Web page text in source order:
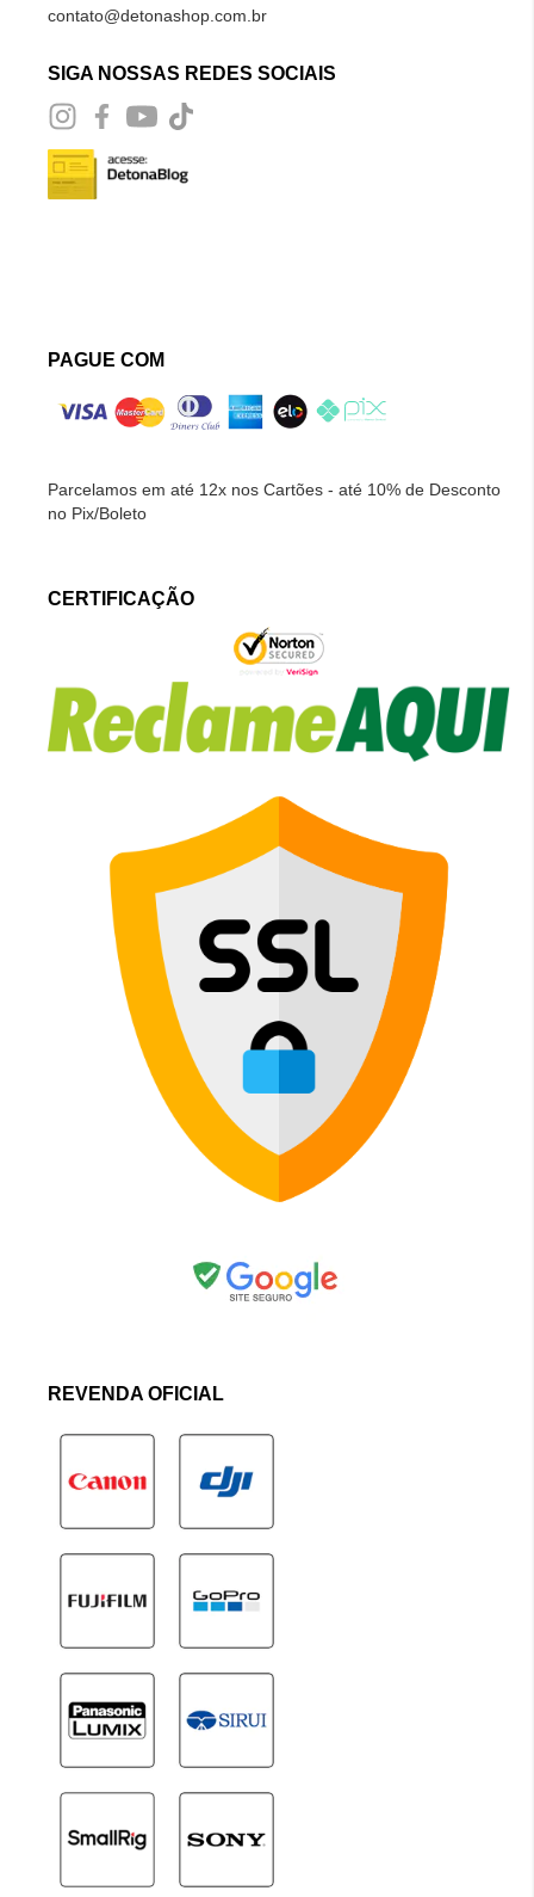
contato@detonashop.com.br
SIGA NOSSAS REDES SOCIAIS
PAGUE COM
Parcelamos em até 12x nos Cartões - até 10% de Desconto
no Pix/Boleto
CERTIFICAÇÃO
REVENDA OFICIAL